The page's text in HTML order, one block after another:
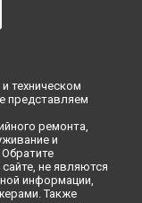
Plus HP в
Plus HP в
Plus HP в
Gen10 Plus HP в
техническом
представляем
ремонта,
и
не являются
информации,
Также